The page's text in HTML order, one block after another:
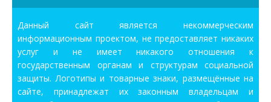
Данный сайт является некоммерческим
информационным проектом, не предоставляет никаких
услуг и не имеет никакого отношения к
государственным органам и структурам социальной
защиты. Логотипы и товарные знаки, размещённые на
сайте, принадлежат их законным владельцам и